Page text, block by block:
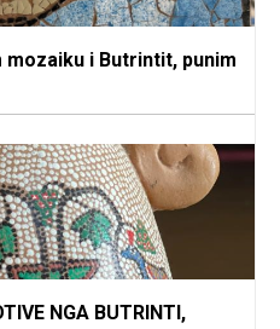
i Butrintit, punim
NGA BUTRINTI,